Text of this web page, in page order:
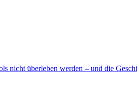
nicht überleben werden – und die